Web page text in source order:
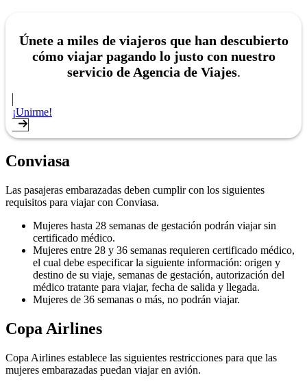
Únete a miles de viajeros que han descubierto
cómo viajar pagando lo justo con nuestro
servicio de Agencia de Viajes.
¡Unirme!
Conviasa
Las pasajeras embarazadas deben cumplir con los siguientes
requisitos para viajar con Conviasa.
Mujeres hasta 28 semanas de gestación podrán viajar sin
certificado médico.
Mujeres entre 28 y 36 semanas requieren certificado médico,
el cual debe especificar la siguiente información: origen y
destino de su viaje, semanas de gestación, autorización del
médico tratante para viajar, fecha de salida y llegada.
Mujeres de 36 semanas o más, no podrán viajar.
Copa Airlines
Copa Airlines establece las siguientes restricciones para que las
mujeres embarazadas puedan viajar en avión.